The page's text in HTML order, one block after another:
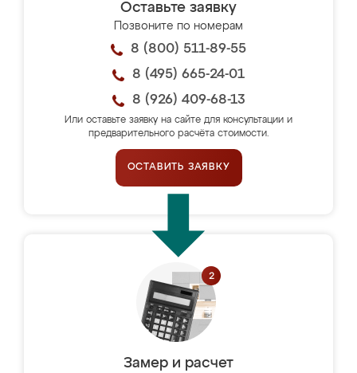
Оставьте заявку
Позвоните по номерам
8 (800) 511-89-55
8 (495) 665-24-01
8 (926) 409-68-13
Или оставьте заявку на сайте для консультации и
предварительного расчёта стоимости.
ОСТАВИТЬ ЗАЯВКУ
Замер и расчет